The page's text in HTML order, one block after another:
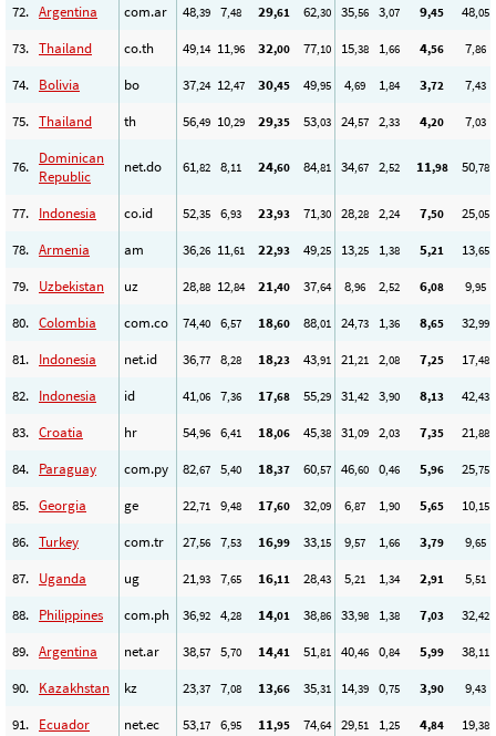
72. Argentina com.ar 48,39 7,48 29,61 62,30 35,56 3,07 9,45 48,05
73. Thailand co.th 49,14 11,96 32,00 77,10 15,38 1,66 4,56 7,86
74. Bolivia bo 37,24 12,47 30,45 49,95 4,69 1,84 3,72 7,43
75. Thailand th 56,49 10,29 29,35 53,03 24,57 2,33 4,20 7,03
76. Dominican
Republic
net.do 61,82 8,11 24,60 84,81 34,67 2,52 11,98 50,78
77. Indonesia co.id 52,35 6,93 23,93 71,30 28,28 2,24 7,50 25,05
78. Armenia am 36,26 11,61 22,93 49,25 13,25 1,38 5,21 13,65
79. Uzbekistan uz 28,88 12,84 21,40 37,64 8,96 2,52 6,08 9,95
80. Colombia com.co 74,40 6,57 18,60 88,01 24,73 1,36 8,65 32,99
81. Indonesia net.id 36,77 8,28 18,23 43,91 21,21 2,08 7,25 17,48
82. Indonesia id 41,06 7,36 17,68 55,29 31,42 3,90 8,13 42,43
83. Croatia hr 54,96 6,41 18,06 45,38 31,09 2,03 7,35 21,88
84. Paraguay com.py 82,67 5,40 18,37 60,57 46,60 0,46 5,96 25,75
85. Georgia ge 22,71 9,48 17,60 32,09 6,87 1,90 5,65 10,15
86. Turkey com.tr 27,56 7,53 16,99 33,15 9,57 1,66 3,79 9,65
87. Uganda ug 21,93 7,65 16,11 28,43 5,21 1,34 2,91 5,51
88. Philippines com.ph 36,92 4,28 14,01 38,86 33,98 1,38 7,03 32,42
89. Argentina net.ar 38,57 5,70 14,41 51,81 40,46 0,84 5,99 38,11
90. Kazakhstan kz 23,37 7,08 13,66 35,31 14,39 0,75 3,90 9,43
91. Ecuador net.ec 53,17 6,95 11,95 74,64 29,51 1,25 4,84 19,38